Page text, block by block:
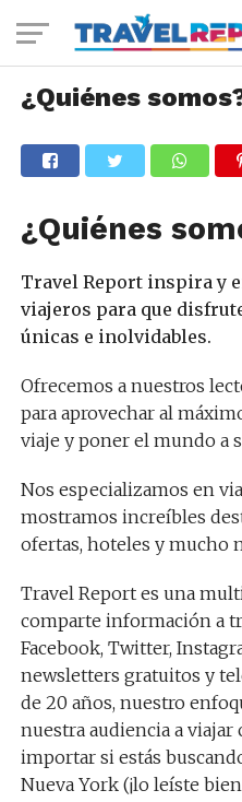
¿Quiénes
¿Quiénes
Travel Report inspira y
viajeros para que
únicas e inolvidables.
Ofrecemos a nuestros
para aprovechar al
viaje y poner el mundo a
Nos especializamos en
mostramos increíbles
ofertas, hoteles y mucho
Travel Report es una
comparte información a
Facebook, Twitter,
newsletters gratuitos y
de 20 años, nuestro
nuestra audiencia a viajar
importar si estás
Nueva York (¡lo leíste